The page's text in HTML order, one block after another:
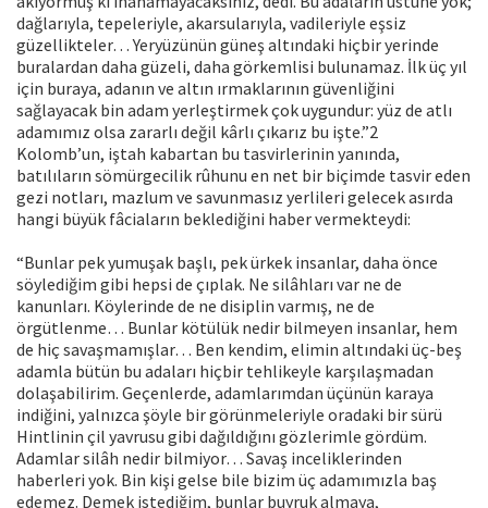
dağlarıyla, tepeleriyle, akarsularıyla, vadileriyle eşsiz
güzellikteler… Yeryüzünün güneş altındaki hiçbir yerinde
buralardan daha güzeli, daha görkemlisi bulunamaz. İlk üç yıl
için buraya, adanın ve altın ırmaklarının güvenliğini
sağlayacak bin adam yerleştirmek çok uygundur: yüz de atlı
adamımız olsa zararlı değil kârlı çıkarız bu işte.”2
Kolomb’un, iştah kabartan bu tasvirlerinin yanında,
batılıların sömürgecilik rûhunu en net bir biçimde tasvir eden
gezi notları, mazlum ve savunmasız yerlileri gelecek asırda
hangi büyük fâciaların beklediğini haber vermekteydi:
“Bunlar pek yumuşak başlı, pek ürkek insanlar, daha önce
söylediğim gibi hepsi de çıplak. Ne silâhları var ne de
kanunları. Köylerinde de ne disiplin varmış, ne de
örgütlenme… Bunlar kötülük nedir bilmeyen insanlar, hem
de hiç savaşmamışlar… Ben kendim, elimin altındaki üç-beş
adamla bütün bu adaları hiçbir tehlikeyle karşılaşmadan
dolaşabilirim. Geçenlerde, adamlarımdan üçünün karaya
indiğini, yalnızca şöyle bir görünmeleriyle oradaki bir sürü
Hintlinin çil yavrusu gibi dağıldığını gözlerimle gördüm.
Adamlar silâh nedir bilmiyor… Savaş inceliklerinden
haberleri yok. Bin kişi gelse bile bizim üç adamımızla baş
edemez. Demek istediğim, bunlar buyruk almaya,